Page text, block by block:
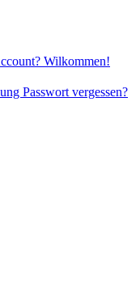
Wilkommen!
Passwort vergessen?